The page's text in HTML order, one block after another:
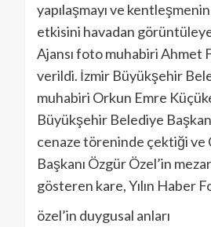
yapılaşmayı ve
etkisini havadan
Ajansı foto muhabiri Ahmet
verildi. İzmir Büyükşehir
muhabiri Orkun Emre
Büyükşehir Belediye
cenaze töreninde çektiği ve
Başkanı Özgür Özel’in
gösteren kare, Yılın Haber
özel’in duygusal anları